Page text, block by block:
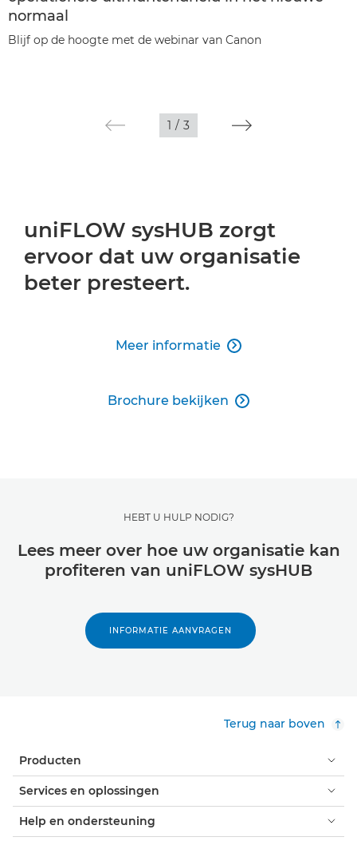
normaal
Blijf op de hoogte met de webinar van Canon
1 / 3
uniFLOW sysHUB zorgt
ervoor dat uw organisatie
beter presteert.
Meer informatie 
Brochure bekijken 
HEBT U HULP NODIG?
Lees meer over hoe uw organisatie kan
profiteren van uniFLOW sysHUB
INFORMATIE AANVRAGEN
Terug naar boven
Producten
Services en oplossingen
Help en ondersteuning